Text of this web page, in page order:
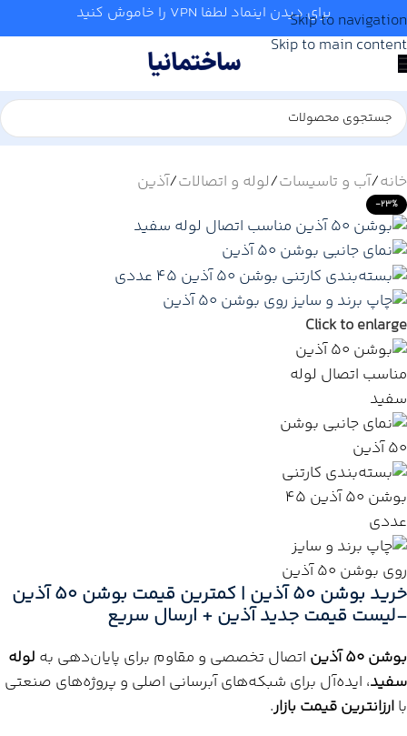
Skip to navigation
Skip to main content
برای دیدن اینماد لطفا VPN را خاموش کنید
خانه/آب و تاسیسات/لوله و اتصالات/آذین
-23%
Click to enlarge
خرید بوشن 50 آذین | کمترین قیمت بوشن 50 آذین
-لیست قیمت جدید آذین + ارسال سریع
بوشن 50 آذین اتصال تخصصی و مقاوم برای پایان‌دهی به لوله
سفید، ایده‌آل برای شبکه‌های آبرسانی اصلی و پروژه‌های صنعتی
باارزانترین قیمت بازار.